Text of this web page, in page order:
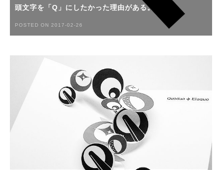
頭文字を「Q」にしたかった理由がある。
POSTED ON 2017-02-26